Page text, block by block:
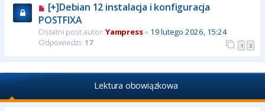
[+]Debian 12 instalacja i konfiguracja
POSTFIXA
Ostatni post autor: Yampress« 19 lutego 2026, 15:24
Odpowiedzi: 17 1 2
Lektura obowiązkowa